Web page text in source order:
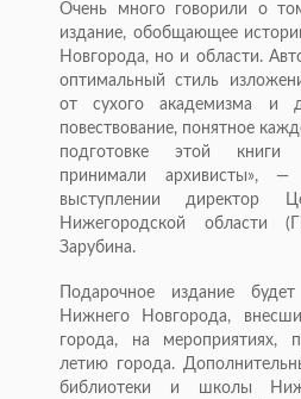
Очень много говорили о
издание, обобщающее
Новгорода, но и области.
оптимальный стиль
от сухого академизма и
повествование, понятное
подготовке этой книги
принимали архивисты»,
выступлении директор
Нижегородской
Зарубина.
Подарочное издание
Нижнего Новгорода,
города, на мероприятиях,
летию города.
библиотеки и школы